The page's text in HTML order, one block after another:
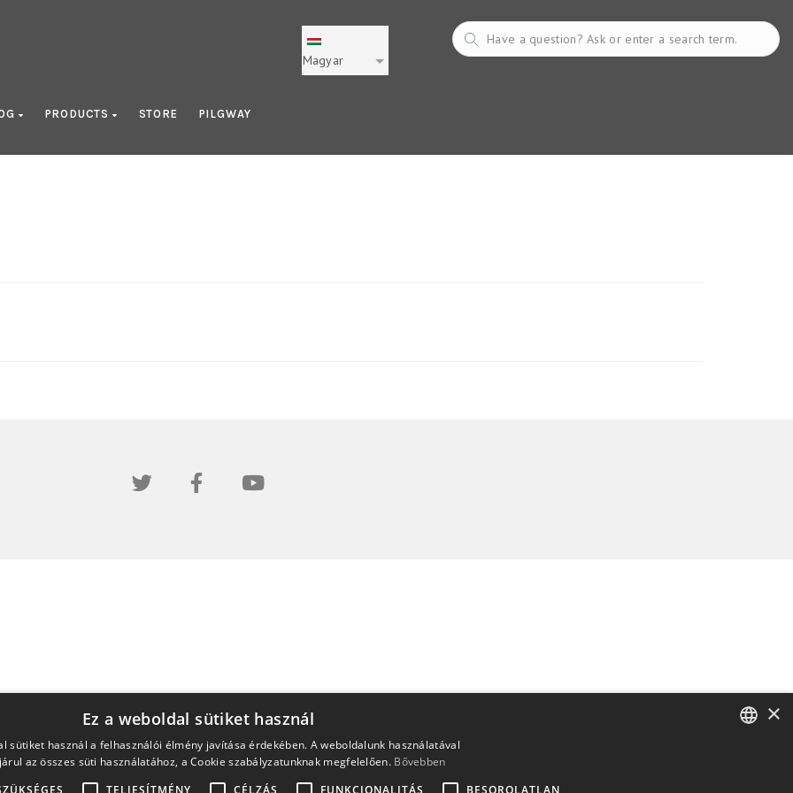
Magyar
PRODUCTS STORE PILGWAY
×
Ez a weboldal sütiket használ
sütiket használ a felhasználói élmény javítása érdekében. A weboldalunk használatával
az összes süti használatához, a Cookie szabályzatunknak megfelelően. Bővebben
TELJESÍTMÉNY CÉLZÁS FUNKCIONALITÁS BESOROLATLAN